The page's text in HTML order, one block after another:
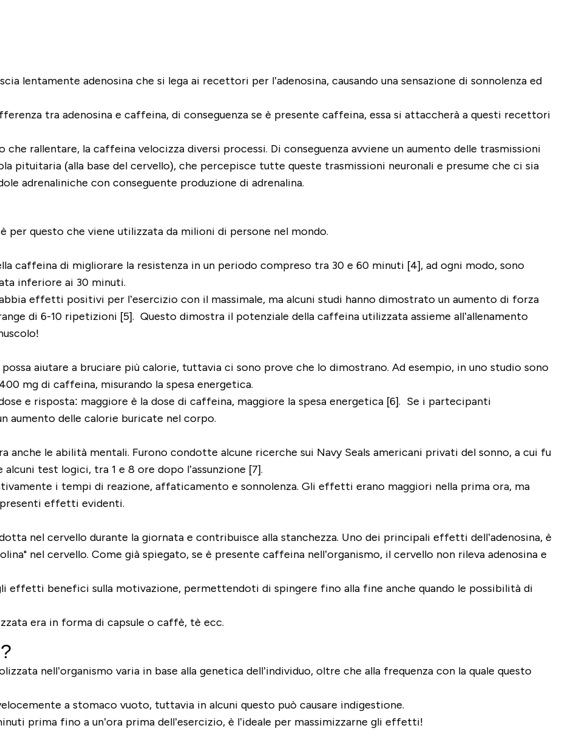
lentamente adenosina che si lega ai recettori per l’adenosina, causando una sensazione di sonnolenza ed
tra adenosina e caffeina, di conseguenza se è presente caffeina, essa si attaccherà a questi recettori
rallentare, la caffeina velocizza diversi processi. Di conseguenza avviene un aumento delle trasmissioni
pituitaria (alla base del cervello), che percepisce tutte queste trasmissioni neuronali e presume che ci sia
adrenaliniche con conseguente produzione di adrenalina.
questo che viene utilizzata da milioni di persone nel mondo.
caffeina di migliorare la resistenza in un periodo compreso tra 30 e 60 minuti [4], ad ogni modo, sono
inferiore ai 30 minuti.
effetti positivi per l’esercizio con il massimale, ma alcuni studi hanno dimostrato un aumento di forza
di 6-10 ripetizioni [5]. Questo dimostra il potenziale della caffeina utilizzata assieme all’allenamento
aiutare a bruciare più calorie, tuttavia ci sono prove che lo dimostrano. Ad esempio, in uno studio sono
mg di caffeina, misurando la spesa energetica.
e risposta: maggiore è la dose di caffeina, maggiore la spesa energetica [6]. Se i partecipanti
aumento delle calorie buricate nel corpo.
anche le abilità mentali. Furono condotte alcune ricerche sui Navy Seals americani privati del sonno, a cui fu
test logici, tra 1 e 8 ore dopo l’assunzione [7].
i tempi di reazione, affaticamento e sonnolenza. Gli effetti erano maggiori nella prima ora, ma
effetti evidenti.
nel cervello durante la giornata e contribuisce alla stanchezza. Uno dei principali effetti dell’adenosina, è
nel cervello. Come già spiegato, se è presente caffeina nell’organismo, il cervello non rileva adenosina e
effetti benefici sulla motivazione, permettendoti di spingere fino alla fine anche quando le possibilità di
era in forma di capsule o caffè, tè ecc.
nell’organismo varia in base alla genetica dell’individuo, oltre che alla frequenza con la quale questo
a stomaco vuoto, tuttavia in alcuni questo può causare indigestione.
prima fino a un’ora prima dell’esercizio, è l’ideale per massimizzarne gli effetti!